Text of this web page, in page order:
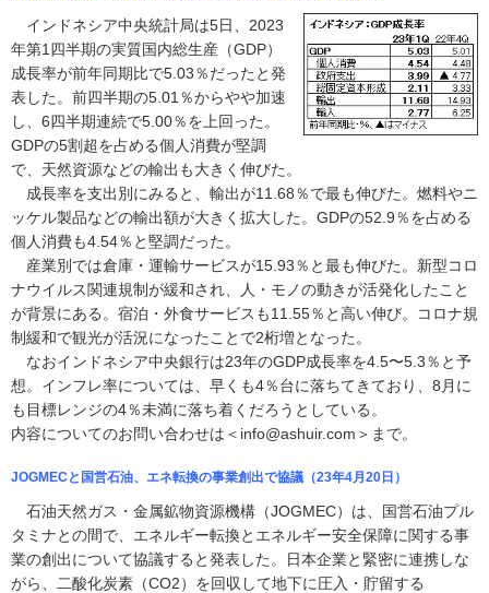
インドネシア中央統計局は5日、2023
年第1四半期の実質国内総生産（GDP）
成長率が前年同期比で5.03％だったと発
表した。前四半期の5.01％からやや加速
し、6四半期連続で5.00％を上回った。
GDPの5割超を占める個人消費が堅調
で、天然資源などの輸出も大きく伸びた。
成長率を支出別にみると、輸出が11.68％で最も伸びた。燃料やニ
ッケル製品などの輸出額が大きく拡大した。GDPの52.9％を占める
個人消費も4.54％と堅調だった。
産業別では倉庫・運輸サービスが15.93％と最も伸びた。新型コロ
ナウイルス関連規制が緩和され、人・モノの動きが活発化したこと
が背景にある。宿泊・外食サービスも11.55％と高い伸び。コロナ規
制緩和で観光が活況になったことで2桁増となった。
なおインドネシア中央銀行は23年のGDP成長率を4.5〜5.3％と予
想。インフレ率については、早くも4％台に落ちてきており、8月に
も目標レンジの4％未満に落ち着くだろうとしている。
内容についてのお問い合わせは＜info@ashuir.com＞まで。
JOGMECと国営石油、エネ転換の事業創出で協議（23年4月20日）
石油天然ガス・金属鉱物資源機構（JOGMEC）は、国営石油プル
タミナとの間で、エネルギー転換とエネルギー安全保障に関する事
業の創出について協議すると発表した。日本企業と緊密に連携しな
がら、二酸化炭素（CO2）を回収して地下に圧入・貯留する